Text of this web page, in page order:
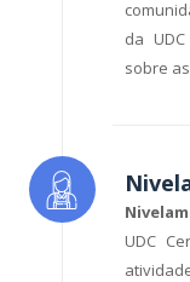
da
sobre
UDC